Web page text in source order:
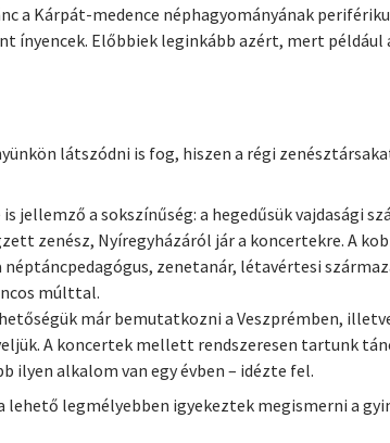
a Kárpát-medence néphagyományának
ínyencek. Előbbiek leginkább azért, mert
látszódni is fog, hiszen a régi
a sokszínűség: a hegedűsük vajdasági
zenész, Nyíregyházáról jár a koncertekre. A
zenetanár, létavértesi
múlttal.
már bemutatkozni a Veszprémben,
A koncertek mellett rendszeresen tartunk
ilyen alkalom van egy évben – idézte fel.
legmélyebben igyekeztek megismerni a